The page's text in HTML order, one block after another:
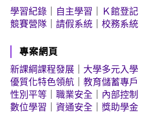
學習紀錄
自主學習
Ｋ館登記
競賽營隊
請假系統 校務系統
專案網頁
新課綱課程發展
大學多元入學
優質化特色領航
教育儲蓄專戶
性別平等
職業安全
內部控制
數位學習
資通安全 獎助學金